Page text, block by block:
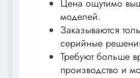
Цена ощутимо
моделей.
Заказываются
серийные
Требуют больше
производство и